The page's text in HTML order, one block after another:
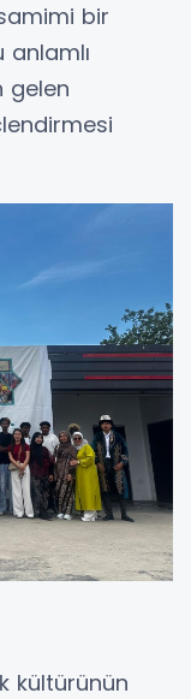
bir
gelen
kültürünün